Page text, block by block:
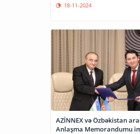
18-11-2024
AZİNNEX və Özbəkistan
Anlaşma Memorandumu